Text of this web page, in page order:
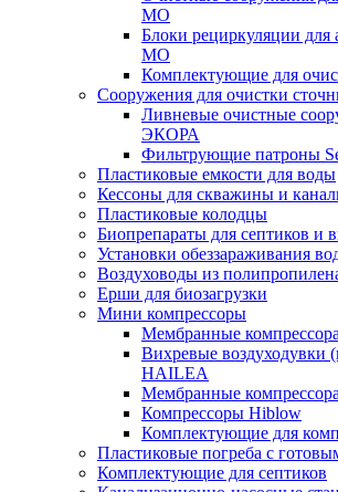
МО
Блоки рециркуляции для
МО
Комплектующие для
Сооружения для очистки
Ливневые очистные
ЭКОРА
Фильтрующие патроны
Пластиковые емкости для воды
Кессоны для скважины и
Пластиковые колодцы
Биопрепараты для септиков и
Установки обеззараживания
Воздуховоды из
Ерши для биозагрузки
Мини компрессоры
Мембранные
Вихревые воздуходувки
HAILEA
Мембранные
Компрессоры Hiblow
Комплектующие для
Пластиковые погреба с
Комплектующие для септиков